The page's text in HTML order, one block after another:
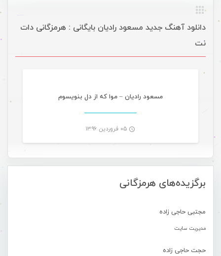
برگزیده‌های هرمزگانی
مجتبی حاجی زاده
مدیریت سایت
حجت حاجی زاده
دانلود آهنگ جدید مسعود رادیان بایگانی : هرمزگانی دات
نت
مسعود رادیان – موا که از دل بنویسوم
۰۵ فروردین ۱۳۹۶